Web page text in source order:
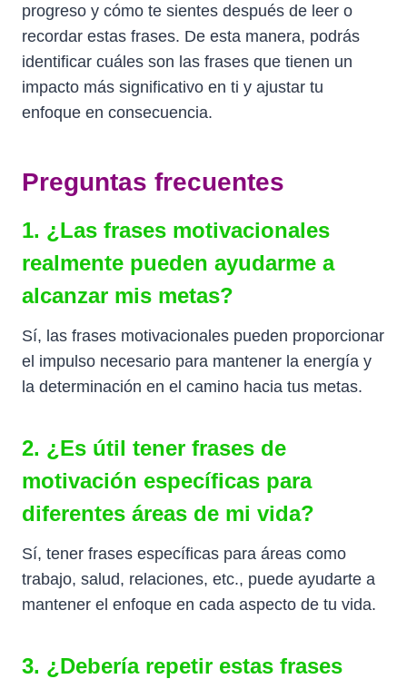
progreso y cómo te sientes después de leer o
recordar estas frases. De esta manera, podrás
identificar cuáles son las frases que tienen un
impacto más significativo en ti y ajustar tu
enfoque en consecuencia.
Preguntas frecuentes
1. ¿Las frases motivacionales
realmente pueden ayudarme a
alcanzar mis metas?
Sí, las frases motivacionales pueden proporcionar
el impulso necesario para mantener la energía y
la determinación en el camino hacia tus metas.
2. ¿Es útil tener frases de
motivación específicas para
diferentes áreas de mi vida?
Sí, tener frases específicas para áreas como
trabajo, salud, relaciones, etc., puede ayudarte a
mantener el enfoque en cada aspecto de tu vida.
3. ¿Debería repetir estas frases